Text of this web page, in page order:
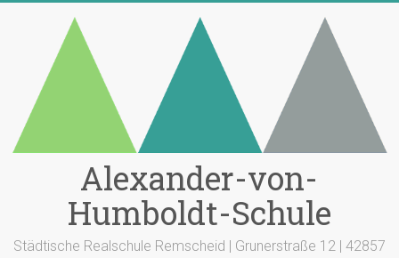
Alexander-von-
Humboldt-Schule
Städtische Realschule Remscheid | Grunerstraße 12 | 42857